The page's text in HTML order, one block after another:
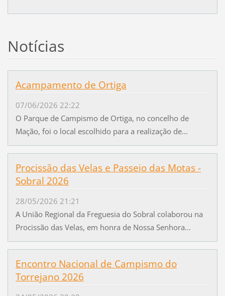
Notícias
Acampamento de Ortiga
07/06/2026 22:22
O Parque de Campismo de Ortiga, no concelho de
Mação, foi o local escolhido para a realização de...
Procissão das Velas e Passeio das Motas -
Sobral 2026
28/05/2026 21:21
A União Regional da Freguesia do Sobral colaborou na
Procissão das Velas, em honra de Nossa Senhora...
Encontro Nacional de Campismo do
Torrejano 2026